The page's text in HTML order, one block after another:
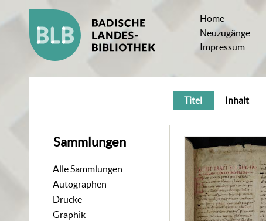
Home
Neuzugänge
Impressum
Sammlungen
Alle Sammlungen
Autographen
Drucke
Graphik
Titel Inhalt